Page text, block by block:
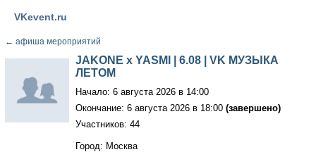
VKevent.ru
← афиша мероприятий
JAKONE x YASMI | 6.08 | VK МУЗЫКА
ЛЕТОМ
Начало: 6 августа 2026 в 14:00
Окончание: 6 августа 2026 в 18:00 (завершено)
Участников: 44
Город: Москва